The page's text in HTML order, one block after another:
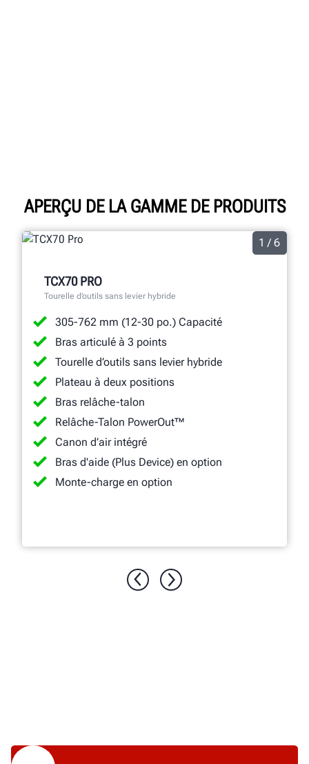
APERÇU DE LA GAMME DE PRODUITS
1 / 6
TCX70 PRO
Tourelle d’outils sans levier hybride
305-762 mm (12-30 po.) Capacité
Bras articulé à 3 points
Tourelle d’outils sans levier hybride
Plateau à deux positions
Bras relâche-talon
Relâche-Talon PowerOut™
Canon d’air intégré
Bras d'aide (Plus Device) en option
Monte-charge en option